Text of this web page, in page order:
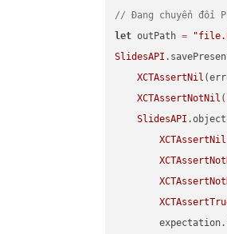
// Đang chuyển đổi
let outPath =
SlidesAPI
XCTAssertNil
XCTAssertNotNil
SlidesAPI
XCTAssertNil